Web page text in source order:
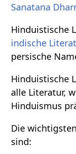
Sanatana
Hinduistische
indische
persische
Hinduistische
alle Literatur,
Hinduismus
Die
sind: